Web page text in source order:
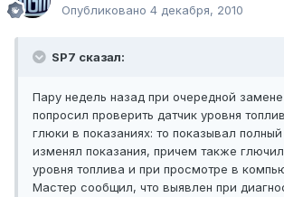
Опубликовано 4 декабря, 2010
SP7 сказал:
Пару недель назад при очередной
попросил проверить датчик уровня
глюки в показаниях: то показывал полный
изменял показания, причем также
уровня топлива и при просмотре в
Мастер сообщил, что выявлен при